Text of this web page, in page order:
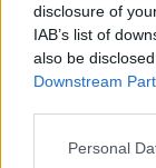
disclosure of
IAB’s list of
also be
Downstream
Personal